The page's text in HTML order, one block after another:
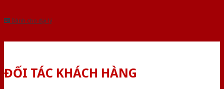
Dành cho đại lý
ĐỐI TÁC KHÁCH HÀNG